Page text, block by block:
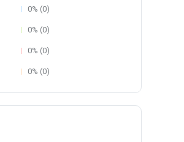
0% (0)
0% (0)
0% (0)
0% (0)